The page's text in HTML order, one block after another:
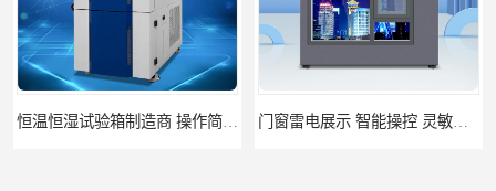
门窗雷电展示 智能操控 灵敏方便